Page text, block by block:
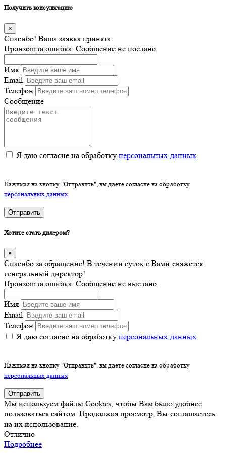
Получить консультацию
×
Спасибо! Ваша заявка принята.
Произошла ошибка. Сообщение не послано.
Имя
Email
Телефон
Сообщение
Я даю согласие на обработку персональных данных
Нажимая на кнопку "Отправить", вы даете согласие на обработку
персональных данных
Отправить
Хотите стать дилером?
×
Спасибо за обращение! В течении суток с Вами свяжется
генеральный директор!
Произошла ошибка. Сообщение не выслано.
Имя
Email
Телефон
Я даю согласие на обработку персональных данных
Нажимая на кнопку "Отправить", вы даете согласие на обработку
персональных данных
Отправить
Мы используем файлы Cookies, чтобы Вам было удобнее
пользоваться сайтом. Продолжая просмотр, Вы соглашаетесь
на их использование.
Отлично
Подробнее